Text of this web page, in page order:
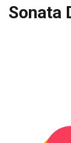
Sonata